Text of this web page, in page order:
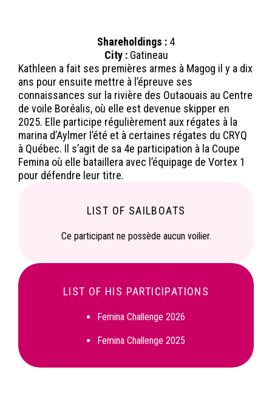
Shareholdings : 4
City : Gatineau
Kathleen a fait ses premières armes à Magog il y a dix
ans pour ensuite mettre à l’épreuve ses
connaissances sur la rivière des Outaouais au Centre
de voile Boréalis, où elle est devenue skipper en
2025. Elle participe régulièrement aux régates à la
marina d’Aylmer l’été et à certaines régates du CRYQ
à Québec. Il s’agit de sa 4e participation à la Coupe
Femina où elle bataillera avec l’équipage de Vortex 1
pour défendre leur titre.
LIST OF SAILBOATS
Ce participant ne possède aucun voilier.
LIST OF HIS PARTICIPATIONS
Femina Challenge 2026
Femina Challenge 2025